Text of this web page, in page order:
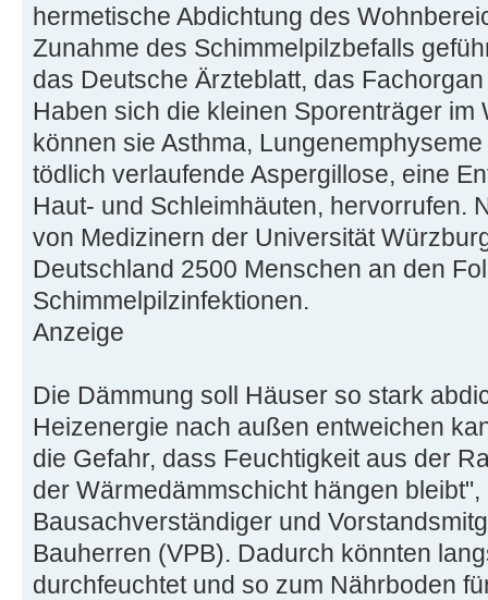
hermetische Abdichtung des
Zunahme des Schimmelpilzbefalls
das Deutsche Ärzteblatt, das
Haben sich die kleinen Sporenträger im
können sie Asthma,
tödlich verlaufende Aspergillose, eine
Haut- und Schleimhäuten, hervorrufen.
von Medizinern der Universität
Deutschland 2500 Menschen an den
Schimmelpilzinfektionen.
Anzeige
Die Dämmung soll Häuser so stark
Heizenergie nach außen entweichen
die Gefahr, dass Feuchtigkeit aus der
der Wärmedämmschicht hängen
Bausachverständiger und
Bauherren (VPB). Dadurch könnten
durchfeuchtet und so zum Nährboden